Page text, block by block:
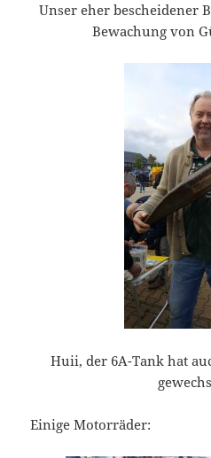
Unser eher bescheidener
Bewachung von
Huii, der 6A-Tank hat
Einige Motorräder: